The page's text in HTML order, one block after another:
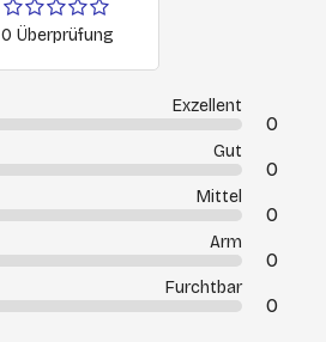
0 Überprüfung
Exzellent
0
Gut
0
Mittel
0
Arm
0
Furchtbar
0